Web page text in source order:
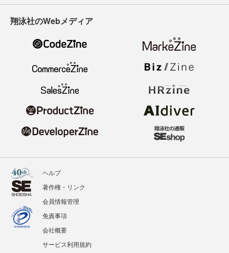
翔泳社のWebメディア
ヘルプ
著作権・リンク
会員情報管理
免責事項
会社概要
サービス利用規約